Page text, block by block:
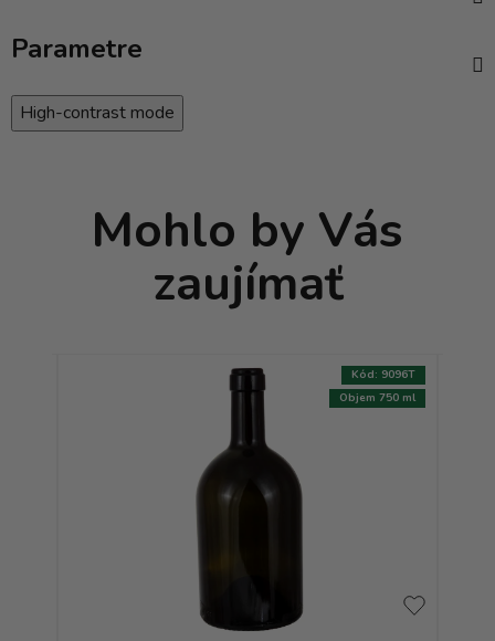
Parametre
High-contrast mode
Mohlo by Vás
zaujímať
Objem 750 ml
Kód: 9096T